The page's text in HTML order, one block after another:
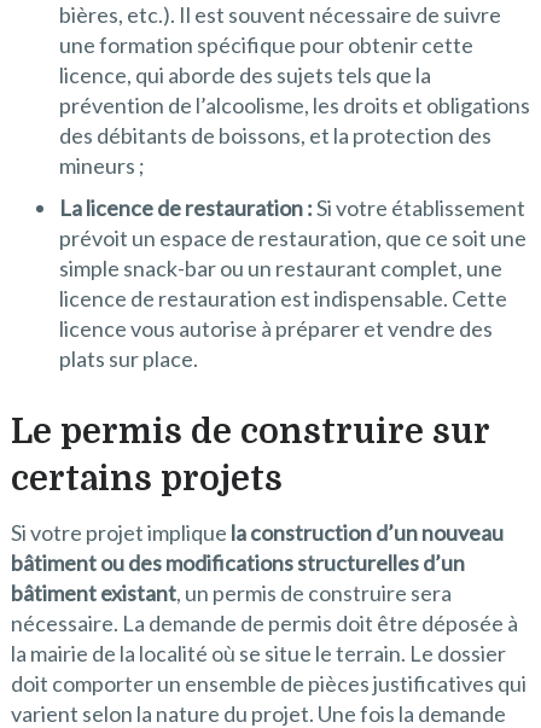
bières, etc.). Il est souvent nécessaire de suivre
une formation spécifique pour obtenir cette
licence, qui aborde des sujets tels que la
prévention de l’alcoolisme, les droits et obligations
des débitants de boissons, et la protection des
mineurs ;
La licence de restauration :Si votre établissement
prévoit un espace de restauration, que ce soit une
simple snack-bar ou un restaurant complet, une
licence de restauration est indispensable. Cette
licence vous autorise à préparer et vendre des
plats sur place.
Le permis de construire sur
certains projets
Si votre projet implique la construction d’un nouveau
bâtiment ou des modifications structurelles d’un
bâtiment existant, un permis de construire sera
nécessaire. La demande de permis doit être déposée à
la mairie de la localité où se situe le terrain. Le dossier
doit comporter un ensemble de pièces justificatives qui
varient selon la nature du projet. Une fois la demande